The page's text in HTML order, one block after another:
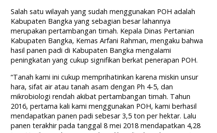
Salah satu wilayah yang sudah menggunakan POH adalah
Kabupaten Bangka yang sebagian besar lahannya
merupakan pertambangan timah. Kepala Dinas Pertanian
Kabupaten Bangka, Kemas Arfani Rahman, mengaku bahwa
hasil panen padi di Kabupaten Bangka mengalami
peningkatan yang cukup signifikan berkat penerapan POH.
“Tanah kami ini cukup memprihatinkan karena miskin unsur
hara, sifat air atau tanah asam dengan Ph 4-5, dan
mikrobiologi rendah akibat pertambangan timah. Tahun
2016, pertama kali kami menggunakan POH, kami berhasil
mendapatkan panen padi sebesar 3,5 ton per hektar. Lalu
panen terakhir pada tanggal 8 mei 2018 mendapatkan 4,28